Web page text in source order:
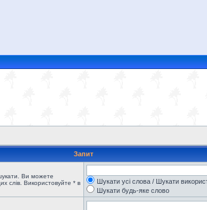
Запит
Ви можете
слів. Використовуйте * в
Шукати усі слова / Шукати
Шукати будь-яке слово